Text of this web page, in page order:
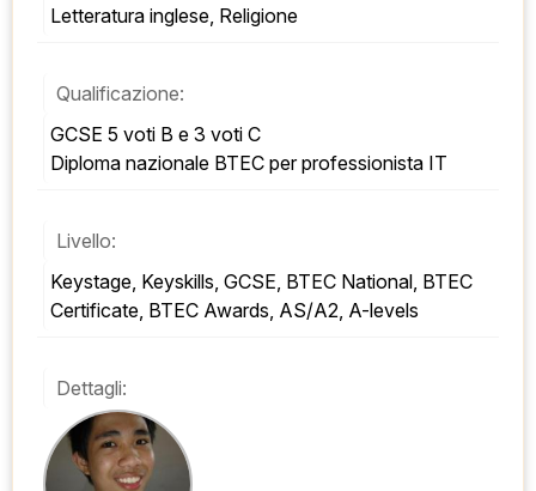
Letteratura inglese, Religione
Qualificazione:
GCSE 5 voti B e 3 voti C
Diploma nazionale BTEC per professionista IT
Livello:
Keystage, Keyskills, GCSE, BTEC National, BTEC
Certificate, BTEC Awards, AS/A2, A-levels
Dettagli: